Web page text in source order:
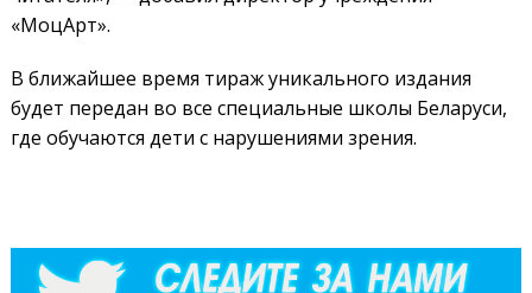
«МоцАрт».
В ближайшее время тираж уникального издания
будет передан во все специальные школы Беларуси,
где обучаются дети с нарушениями зрения.